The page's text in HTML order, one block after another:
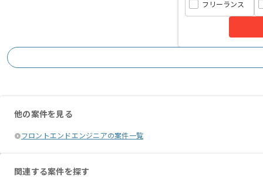
フリーランス
他の案件を見る
フロントエンドエンジニアの案件一覧
関連する案件を探す